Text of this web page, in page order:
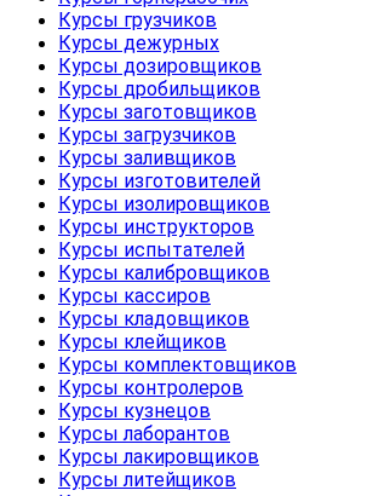
Курсы грузчиков
Курсы дежурных
Курсы дозировщиков
Курсы дробильщиков
Курсы заготовщиков
Курсы загрузчиков
Курсы заливщиков
Курсы изготовителей
Курсы изолировщиков
Курсы инструкторов
Курсы испытателей
Курсы калибровщиков
Курсы кассиров
Курсы кладовщиков
Курсы клейщиков
Курсы комплектовщиков
Курсы контролеров
Курсы кузнецов
Курсы лаборантов
Курсы лакировщиков
Курсы литейщиков